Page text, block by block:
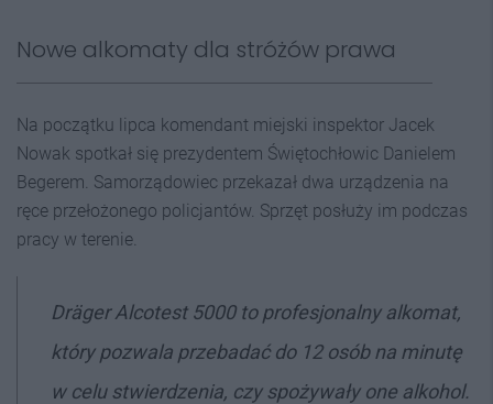
Nowe alkomaty dla stróżów prawa
Na początku lipca komendant miejski inspektor Jacek
Nowak spotkał się prezydentem Świętochłowic Danielem
Begerem. Samorządowiec przekazał dwa urządzenia na
ręce przełożonego policjantów. Sprzęt posłuży im podczas
pracy w terenie.
Dräger Alcotest 5000 to profesjonalny alkomat,
który pozwala przebadać do 12 osób na minutę
w celu stwierdzenia, czy spożywały one alkohol.